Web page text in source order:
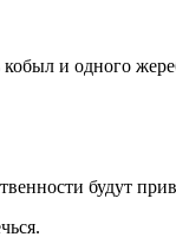
и одного
будут